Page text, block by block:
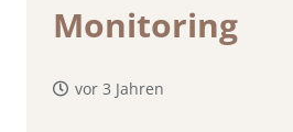
Monitoring
vor 3 Jahren